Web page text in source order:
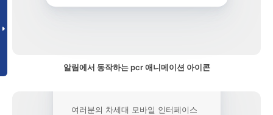
알림에서 동작하는 pcr 애니메이션 아이콘
여러분의 차세대 모바일 인터페이스